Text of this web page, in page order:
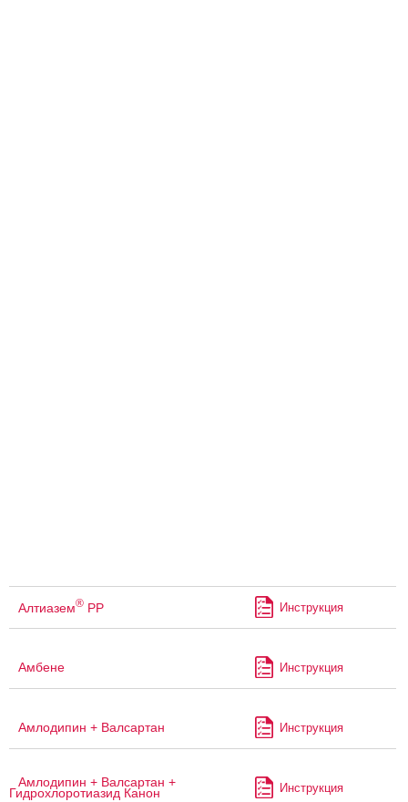
Алтиазем® РР Инструкция
Амбене Инструкция
Амлодипин + Валсартан Инструкция
Амлодипин + Валсартан +
Гидрохлоротиазид Канон Инструкция